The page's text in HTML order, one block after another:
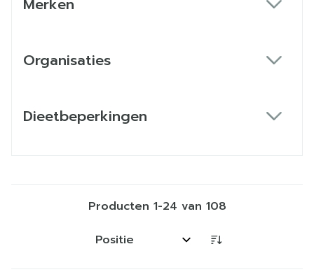
Merken
Organisaties
Dieetbeperkingen
Producten 1-24 van 108
Sorteer op: